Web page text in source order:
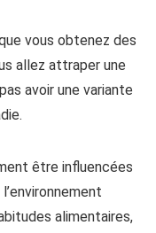
vous obtenez des
allez attraper une
avoir une variante
être influencées
alimentaires,